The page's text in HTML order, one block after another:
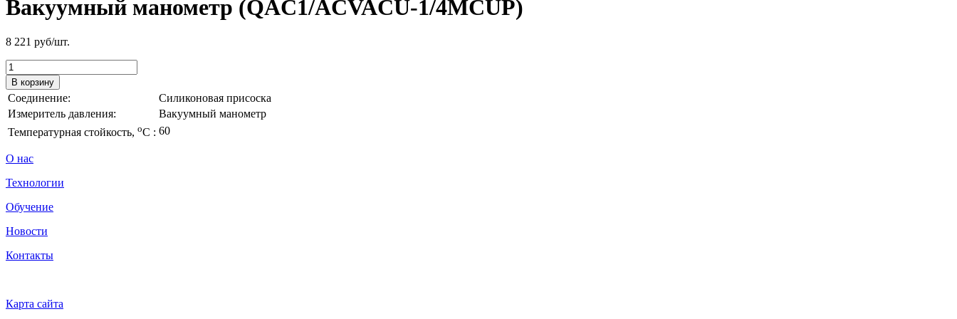
Вакуумный манометр (QAC1/ACVACU-1/4MCUP)
8 221 руб/шт.
В корзину
Соединение:
Силиконовая присоска
Измеритель давления:
Вакуумный манометр
Температурная стойкость, oС : 60
О нас
Технологии
Обучение
Новости
Контакты
Карта сайта